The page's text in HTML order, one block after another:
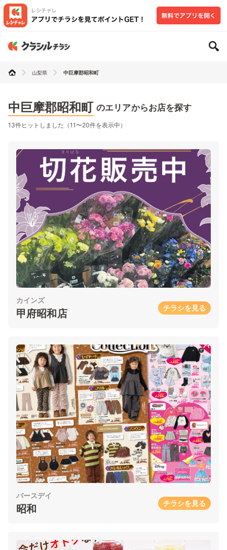
山梨県 中巨摩郡昭和町
中巨摩郡昭和町 のエリアからお店を探す
13件ヒットしました（11〜20件を表示中）
カインズ
甲府昭和店 チラシを見る
バースデイ
昭和 チラシを見る